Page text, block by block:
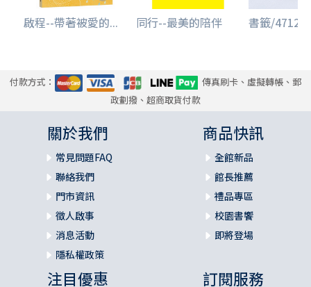
啟程--帶著被愛的... 同行--最美的陪伴 書籤/
付款方式：
傳真刷卡、虛擬轉帳、郵
政劃撥、超商取貨付款
關於我們
常見問題FAQ
聯絡我們
門市資訊
徵人啟事
消息活動
隱私權政策
商品快訊
全館新品
館長推薦
禮品專區
校園書饗
即將登場
注目優惠 訂閱服務